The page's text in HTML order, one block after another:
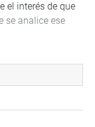
el interés de que
se analice ese